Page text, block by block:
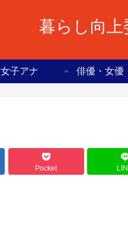
暮らし向上
女子アナ 俳優・女優
Pocket